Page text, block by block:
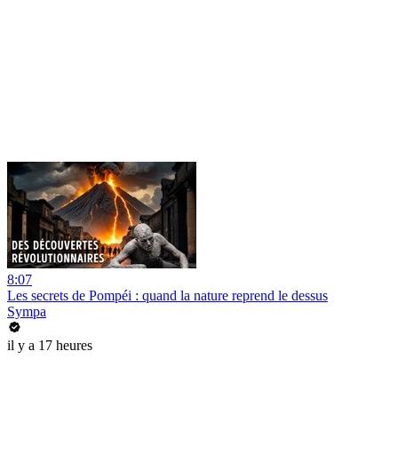
8:07
Les secrets de Pompéi : quand la nature reprend le dessus
Sympa
il y a 17 heures